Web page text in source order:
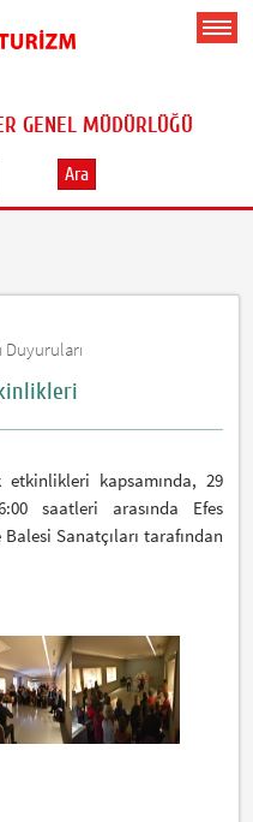
GENEL MÜDÜRLÜĞÜ
Ara
Duyuruları
etkinlikleri kapsamında, 29
saatleri arasında Efes
Sanatçıları tarafından